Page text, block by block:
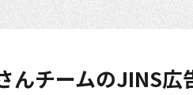
んチームのJINS広